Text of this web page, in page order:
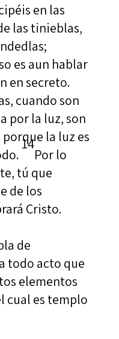
en las
las tinieblas,
es aun hablar
en secreto.
cuando son
por la luz, son
la luz es
14
Por lo
tú que
de los
Cristo.
de
todo acto que
elementos
cual es templo